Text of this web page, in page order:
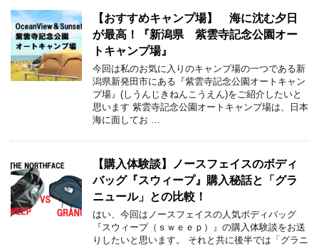
【おすすめキャンプ場】 海に沈む夕日
が最高！『新潟県 紫雲寺記念公園オー
トキャンプ場』
今回は私のお気に入りのキャンプ場の一つである新
潟県新発田市にある『紫雲寺記念公園オートキャン
プ場』(しうんじきねんこうえん)をご紹介したいと
思います 紫雲寺記念公園オートキャンプ場は、日本
海に面してお …
【購入体験談】ノースフェイスのボディ
バッグ『スウィープ』購入秘話と「グラ
ニュール」との比較！
はい、今回はノースフェイスの人気ボディバッグ
『スウィープ（ｓｗｅｅｐ）』の購入体験談をお送
りしたいと思います。 それと共に後半では「グラニ